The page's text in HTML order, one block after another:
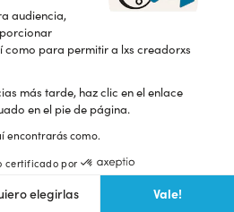
audiencia,
para permitir a lxs creadorxs
más tarde, haz clic en el enlace
en el pie de página.
encontrarás como.
certificado por
elegirlas Vale!